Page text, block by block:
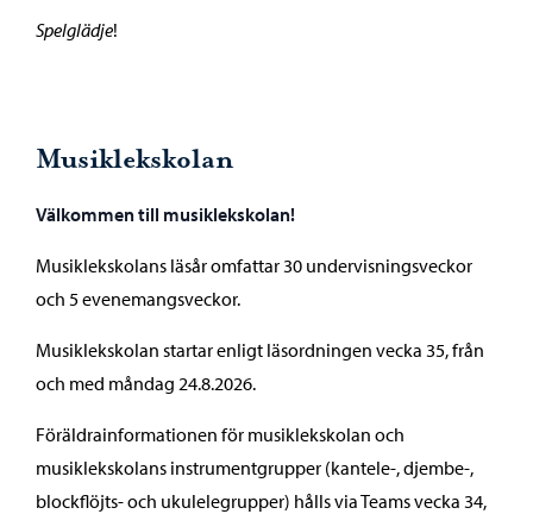
Spelglädje!
Musiklekskolan
Välkommen till musiklekskolan!
Musiklekskolans läsår omfattar 30 undervisningsveckor
och 5 evenemangsveckor.
Musiklekskolan startar enligt läsordningen vecka 35, från
och med måndag 24.8.2026.
Föräldrainformationen för musiklekskolan och
musiklekskolans instrumentgrupper (kantele-, djembe-,
blockflöjts- och ukulelegrupper) hålls via Teams vecka 34,